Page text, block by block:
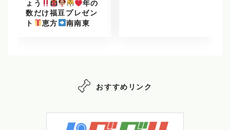
ょう
年の
数だけ福豆プレゼン
ト
恵方 南南東
おすすめリンク